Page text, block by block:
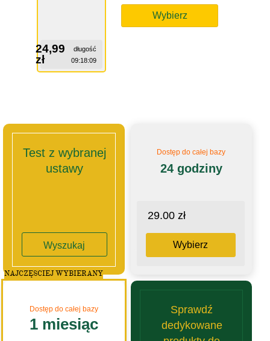
24,99
zł
długość
09:18:09
Wybierz
Test z wybranej
ustawy
Wyszukaj
Dostęp do całej bazy
24 godziny
29.00 zł
Wybierz
Dostęp do całej bazy
1 miesiąc
NAJCZĘSCIEJ WYBIERANY
Sprawdź
dedykowane